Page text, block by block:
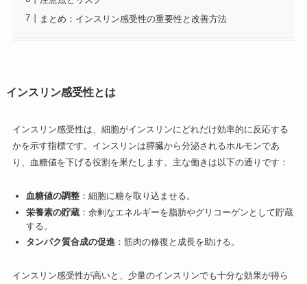
まとめ：インスリン感受性の重要性と改善方法
インスリン感受性とは
インスリン感受性は、細胞がインスリンにどれだけ効率的に反応する
かを示す指標です。インスリンは膵臓から分泌されるホルモンであ
り、血糖値を下げる役割を果たします。主な働きは以下の通りです：
血糖値の調整 ：細胞に糖を取り込ませる。
栄養素の貯蔵 ：余剰なエネルギーを脂肪やグリコーゲンとして貯蔵
する。
タンパク質合成の促進 ：筋肉の修復と成長を助ける。
インスリン感受性が高いと、少量のインスリンでも十分な効果が得ら